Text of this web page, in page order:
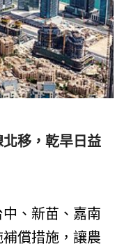
移，乾旱日益
、新苗、嘉南
償措施，讓農